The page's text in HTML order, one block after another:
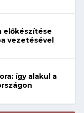
előkészítése
vezetésével
így alakul a